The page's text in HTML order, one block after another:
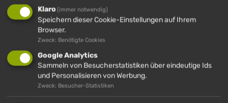
IMBERG HÜNDLE
Klaro (immer notwendig)
Speichern dieser Cookie-Einstellungen auf Ihrem
Browser.
Zweck: Benötigte Cookies
Google Analytics
Sammeln von Besucherstatistiken über eindeutige Ids
und Personalisieren von Werbung.
Zweck: Besucher-Statistiken